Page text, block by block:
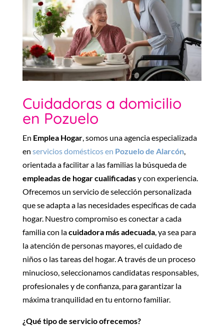
Cuidadoras a domicilio
en Pozuelo
En Emplea Hogar, somos una agencia especializada
en servicios domésticos en Pozuelo de Alarcón,
orientada a facilitar a las familias la búsqueda de
empleadas de hogar cualificadasy con experiencia.
Ofrecemos un servicio de selección personalizada
que se adapta a las necesidades específicas de cada
hogar. Nuestro compromiso es conectar a cada
familia con lacuidadora más adecuada, ya sea para
la atención de personas mayores, el cuidado de
niños o las tareas del hogar. A través de un proceso
minucioso, seleccionamos candidatas responsables,
profesionales y de confianza, para garantizar la
máxima tranquilidad en tu entorno familiar.
¿Qué tipo de servicio ofrecemos?